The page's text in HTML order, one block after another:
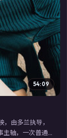
54:09
由多兰执导，
主轴，一次普通